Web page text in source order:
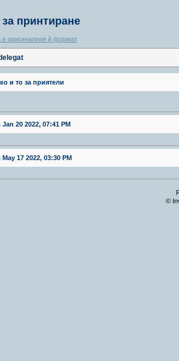
принтиране
в оригиналния й формат
и то за приятели
20 2022, 07:41 PM
17 2022, 03:30 PM
©